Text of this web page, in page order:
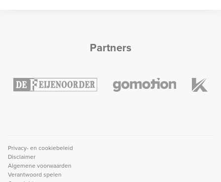
Partners
Privacy- en cookiebeleid
Disclaimer
Algemene voorwaarden
Verantwoord spelen